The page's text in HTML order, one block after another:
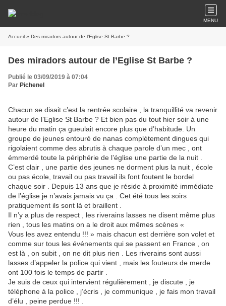
MENU
Accueil » Des miradors autour de l’Eglise St Barbe ?
Des miradors autour de l’Eglise St Barbe ?
Publié le 03/09/2019 à 07:04
Par Pichenel
Chacun se disait c’est la rentrée scolaire , la tranquillité va revenir
autour de l’Eglise St Barbe ? Et bien pas du tout hier soir à une
heure du matin ça gueulait encore plus que d’habitude. Un
groupe de jeunes entouré de nanas complètement dingues qui
rigolaient comme des abrutis à chaque parole d’un mec , ont
émmerdé toute la périphérie de l’église une partie de la nuit .
C’est clair , une partie des jeunes ne dorment plus la nuit , école
ou pas école, travail ou pas travail ils font foutent le bordel
chaque soir . Depuis 13 ans que je réside à proximité immédiate
de l’église je n’avais jamais vu ça . Cet été tous les soirs
pratiquement ils sont là et braillent .
Il n’y a plus de respect , les riverains lasses ne disent même plus
rien , tous les matins on a le droit aux mêmes scènes «
Vous les avez entendu !!! » mais chacun est derrière son volet et
comme sur tous les événements qui se passent en France , on
est là , on subit , on ne dit plus rien . Les riverains sont aussi
lasses d’appeler la police qui vient , mais les fouteurs de merde
ont 100 fois le temps de partir .
Je suis de ceux qui intervient régulièrement , je discute , je
téléphone à la police , j’écris , je communique , je fais mon travail
d’élu , peine perdue !!! .